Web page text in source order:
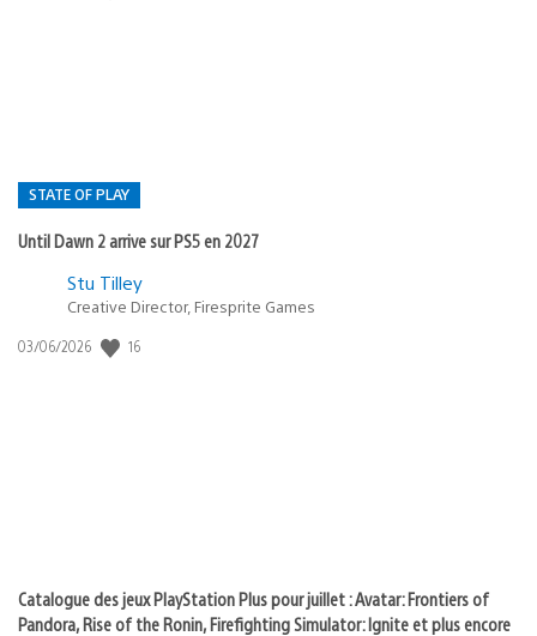
STATE OF PLAY
Until Dawn 2 arrive sur PS5 en 2027
Postée
:
Stu Tilley
Creative Director, Firesprite Games
Date
03/06/2026 16
Catalogue des jeux PlayStation Plus pour juillet : Avatar: Frontiers of
Pandora, Rise of the Ronin, Firefighting Simulator: Ignite et plus encore